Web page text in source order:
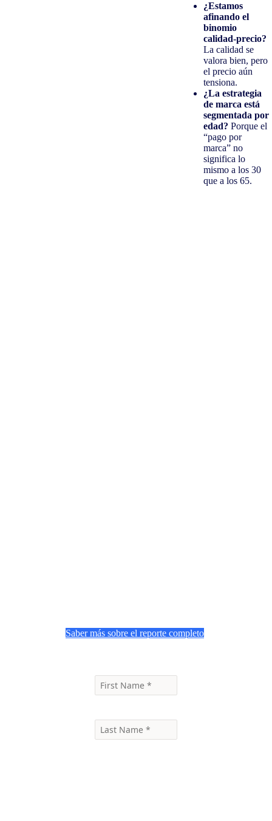
¿Estamos
afinando el
binomio
calidad-precio?
La calidad se
valora bien, pero
el precio aún
tensiona.
¿La estrategia
de marca está
segmentada por
edad? Porque el
“pago por
marca” no
significa lo
mismo a los 30
que a los 65.
Saber más sobre el reporte completo